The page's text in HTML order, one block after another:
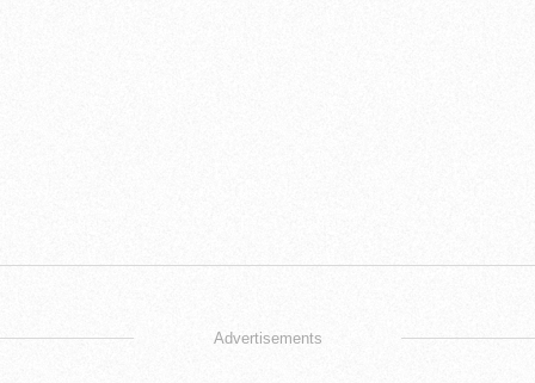
Advertisements